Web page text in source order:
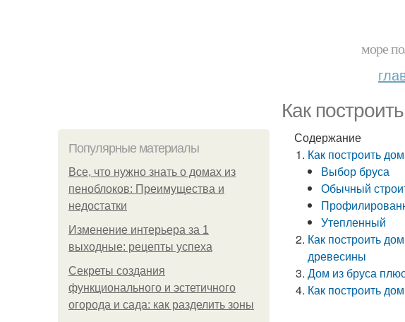
море
Как
Популярные материалы
Все, что нужно знать о домах из
пеноблоков: Преимущества и
недостатки
Изменение интерьера за 1
выходные: рецепты успеха
Секреты создания
функционального и эстетичного
огорода и сада: как разделить зоны
Содержание
Как построить
Выбор бруса
Обычный
Утепленный
Как построить
древесины
Дом из бруса
Как построить